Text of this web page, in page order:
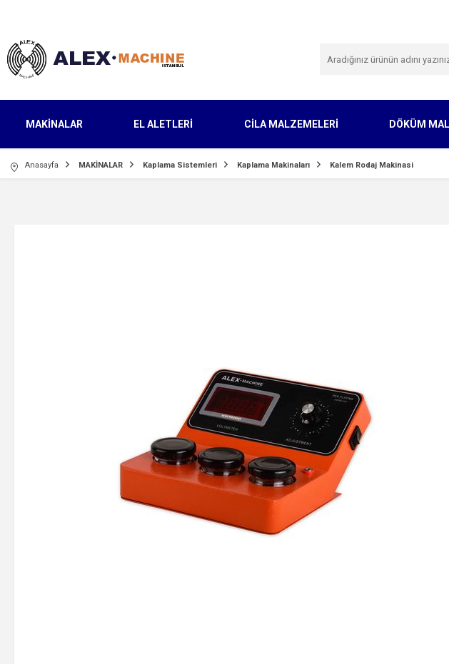
MAKİNALAR EL ALETLERİ CİLA MALZEMELERİ DÖKÜM
Anasayfa MAKİNALAR Kaplama Sistemleri Kaplama Makinaları Kalem Rodaj Makinasi